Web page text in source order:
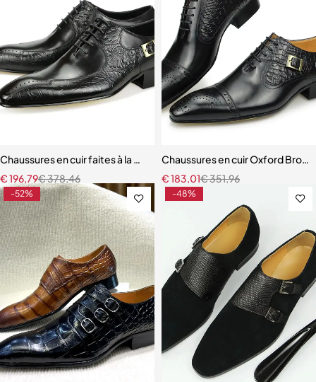
Chaussures en cuir faites à la main pour hommes chaussures
€378,46
€196,79
Chaussures en cuir Oxford
€351,96
€183,01
-52% -48%